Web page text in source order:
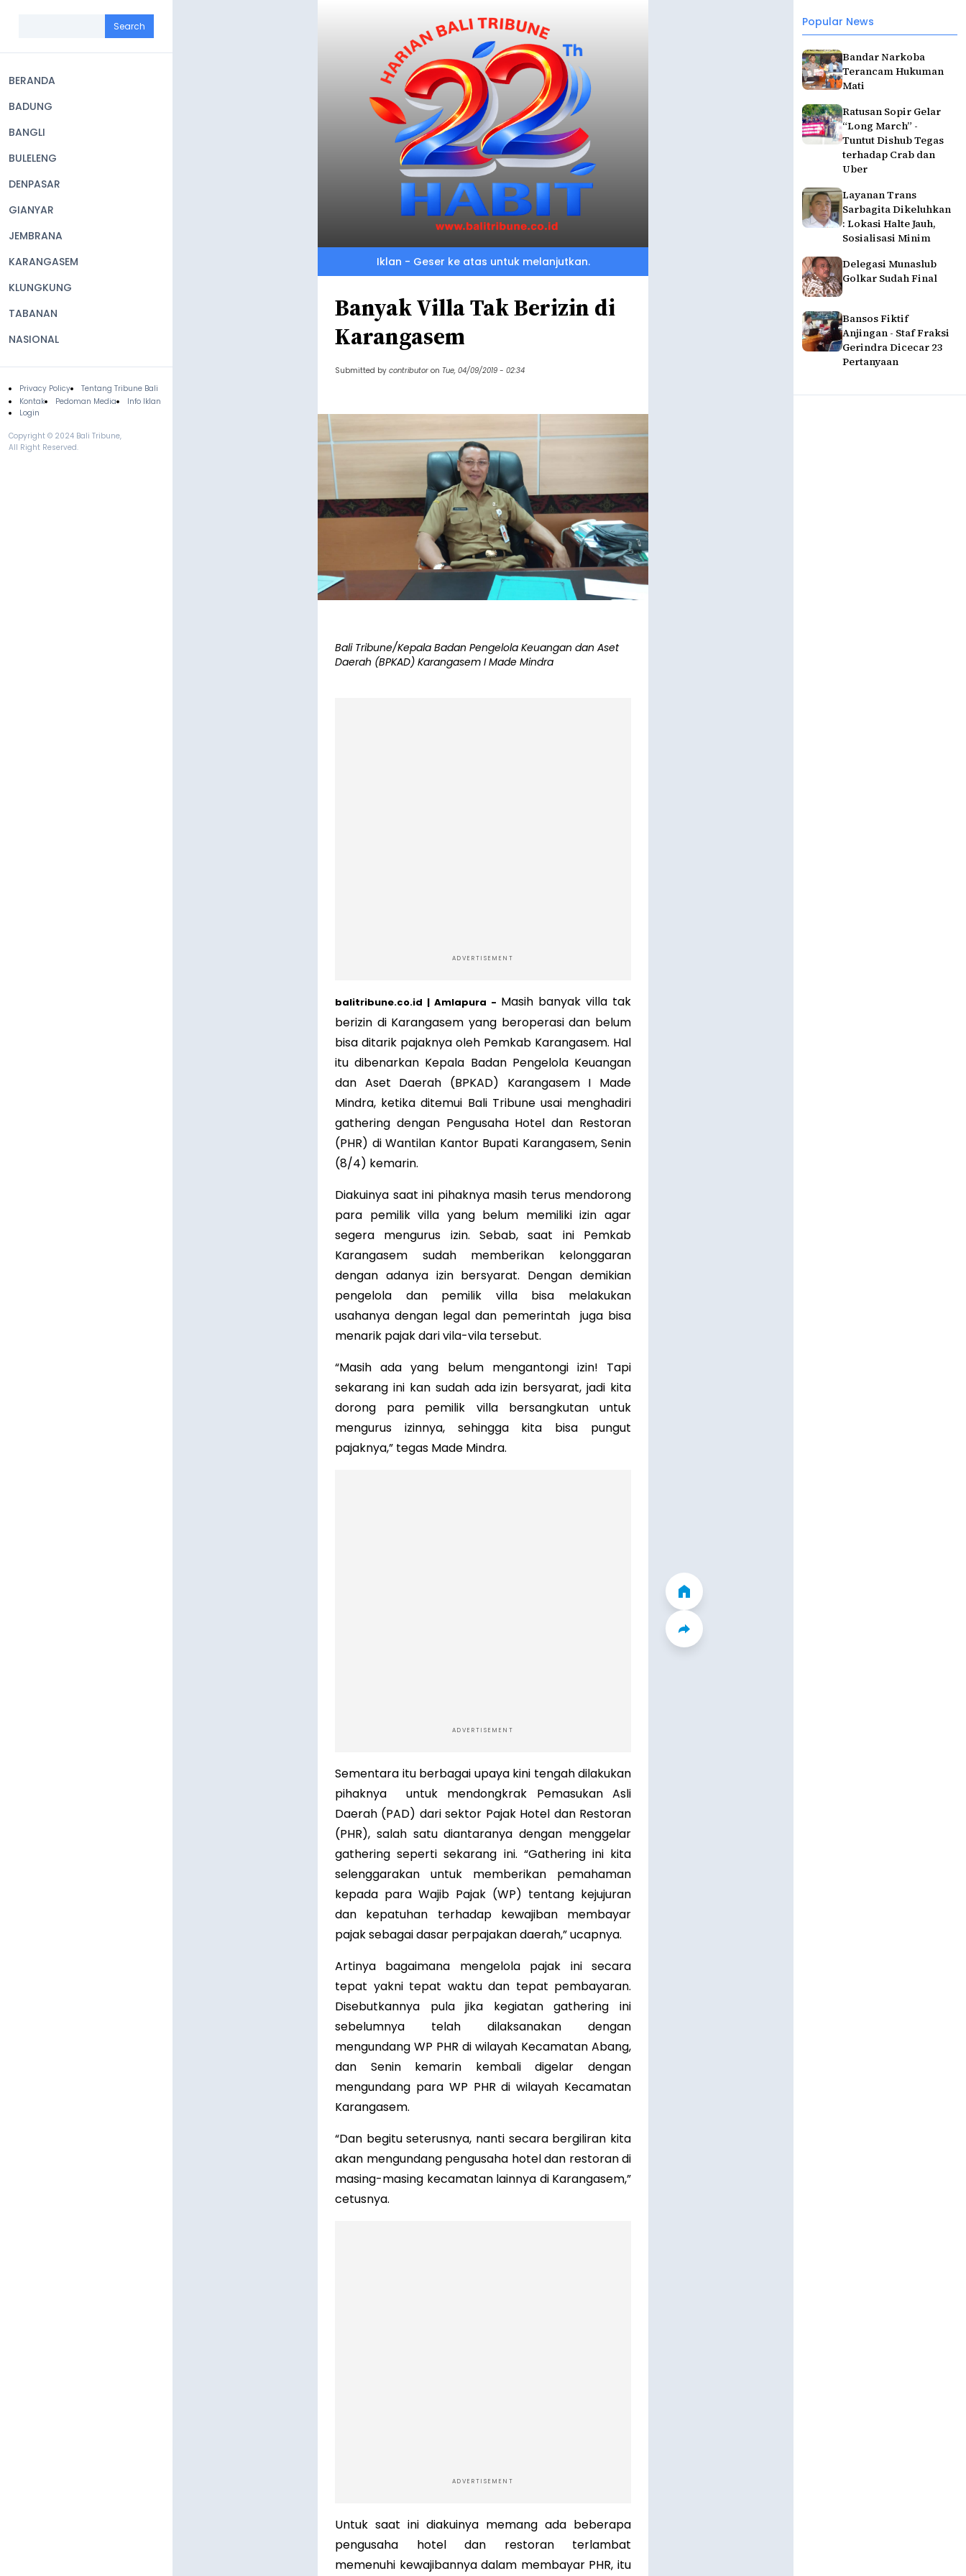
navigation
BERANDA
BADUNG
BANGLI
BULELENG
DENPASAR
GIANYAR
JEMBRANA
KARANGASEM
KLUNGKUNG
TABANAN
NASIONAL
Footer
Privacy Policy
Tentang Tribune Bali
Kontak
Pedoman Media
Info Iklan
Login
Copyright © 2024 Bali Tribune,
All Right Reserved.
Popular News
Bandar Narkoba
Terancam Hukuman
Mati
Ratusan Sopir Gelar
“Long March” -
Tuntut Dishub Tegas
terhadap Crab dan
Uber
Layanan Trans
Sarbagita Dikeluhkan
: Lokasi Halte Jauh,
Sosialisasi Minim
Delegasi Munaslub
Golkar Sudah Final
Bansos Fiktif
Anjingan - Staf Fraksi
Gerindra Dicecar 23
Pertanyaan
Iklan - Geser ke atas untuk melanjutkan.
Banyak Villa Tak Berizin di
Karangasem
Submitted by contributor on Tue, 04/09/2019 - 02:34
Bali Tribune/Kepala Badan Pengelola Keuangan dan Aset
Daerah (BPKAD) Karangasem I Made Mindra
ADVERTISEMENT
balitribune.co.id | Amlapura - Masih banyak villa tak
berizin di Karangasem yang beroperasi dan belum
bisa ditarik pajaknya oleh Pemkab Karangasem. Hal
itu dibenarkan Kepala Badan Pengelola Keuangan
dan Aset Daerah (BPKAD) Karangasem I Made
Mindra, ketika ditemui Bali Tribune usai menghadiri
gathering dengan Pengusaha Hotel dan Restoran
(PHR) di Wantilan Kantor Bupati Karangasem, Senin
(8/4) kemarin.
Diakuinya saat ini pihaknya masih terus mendorong
para pemilik villa yang belum memiliki izin agar
segera mengurus izin. Sebab, saat ini Pemkab
Karangasem sudah memberikan kelonggaran
dengan adanya izin bersyarat. Dengan demikian
pengelola dan pemilik villa bisa melakukan
usahanya dengan legal dan pemerintah juga bisa
menarik pajak dari vila-vila tersebut.
“Masih ada yang belum mengantongi izin! Tapi
sekarang ini kan sudah ada izin bersyarat, jadi kita
dorong para pemilik villa bersangkutan untuk
mengurus izinnya, sehingga kita bisa pungut
pajaknya,” tegas Made Mindra.
ADVERTISEMENT
Sementara itu berbagai upaya kini tengah dilakukan
pihaknya untuk mendongkrak Pemasukan Asli
Daerah (PAD) dari sektor Pajak Hotel dan Restoran
(PHR), salah satu diantaranya dengan menggelar
gathering seperti sekarang ini. “Gathering ini kita
selenggarakan untuk memberikan pemahaman
kepada para Wajib Pajak (WP) tentang kejujuran
dan kepatuhan terhadap kewajiban membayar
pajak sebagai dasar perpajakan daerah,” ucapnya.
Artinya bagaimana mengelola pajak ini secara
tepat yakni tepat waktu dan tepat pembayaran.
Disebutkannya pula jika kegiatan gathering ini
sebelumnya telah dilaksanakan dengan
mengundang WP PHR di wilayah Kecamatan Abang,
dan Senin kemarin kembali digelar dengan
mengundang para WP PHR di wilayah Kecamatan
Karangasem.
“Dan begitu seterusnya, nanti secara bergiliran kita
akan mengundang pengusaha hotel dan restoran di
masing-masing kecamatan lainnya di Karangasem,”
cetusnya.
ADVERTISEMENT
Untuk saat ini diakuinya memang ada beberapa
pengusaha hotel dan restoran terlambat
memenuhi kewajibannya dalam membayar PHR, itu